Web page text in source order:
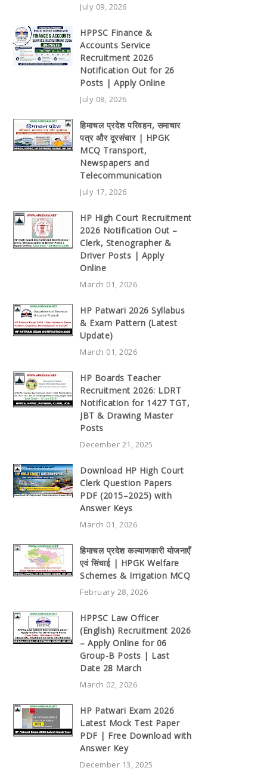
July 09, 2026
HPPSC Finance &
Accounts Service
Recruitment 2026
Notification Out for 26
Posts | Apply Online
July 08, 2026
हिमाचल प्रदेश परिवहन, समाचार
पत्र और दूरसंचार | HPGK
MCQ Transport,
Newspapers and
Telecommunication
July 17, 2026
HP High Court Recruitment
2026 Notification Out –
Clerk, Stenographer &
Driver Posts | Apply
Online
March 01, 2026
HP Patwari 2026 Syllabus
& Exam Pattern (Latest
Update)
March 01, 2026
HP Boards Teacher
Recruitment 2026: LDRT
Notification for 1427 TGT,
JBT & Drawing Master
Posts
December 21, 2025
Download HP High Court
Clerk Question Papers
PDF (2015–2025) with
Answer Keys
March 01, 2026
हिमाचल प्रदेश कल्याणकारी योजनाएँ
एवं सिंचाई | HPGK Welfare
Schemes & Irrigation MCQ
February 28, 2026
HPPSC Law Officer
(English) Recruitment 2026
– Apply Online for 06
Group-B Posts | Last
Date 28 March
March 02, 2026
HP Patwari Exam 2026
Latest Mock Test Paper
PDF | Free Download with
Answer Key
December 13, 2025